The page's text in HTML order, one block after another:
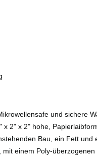
und sichere
2" x 2" hohe,
Bau, ein Fett
einem Poly-